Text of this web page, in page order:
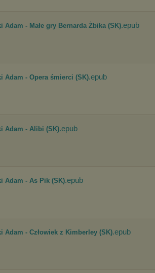
Adam - Małe gry Bernarda Żbika (SK).epub
Adam - Opera śmierci (SK).epub
Adam - Alibi (SK).epub
Adam - As Pik (SK).epub
Adam - Człowiek z Kimberley (SK).epub